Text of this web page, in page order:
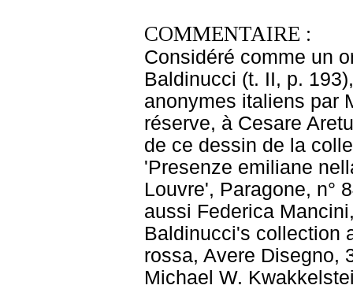
COMMENTAIRE :
Considéré comme un
Baldinucci (t. II, p.
anonymes italiens par
réserve, à Cesare
de ce dessin de la
'Presenze emiliane
Louvre', Paragone, n°
aussi Federica
Baldinucci's collection
rossa, Avere Disegno,
Michael W.